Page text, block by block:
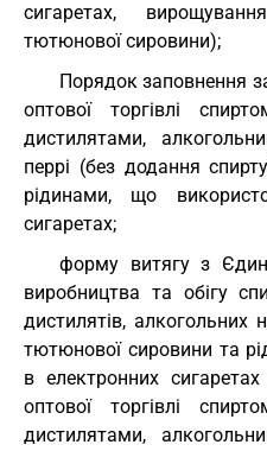
сигаретах,
тютюнової сировини);
Порядок заповнення
оптової торгівлі
дистилятами,
перрі (без додання
рідинами, що
сигаретах;
форму витягу з
виробництва та обігу
дистилятів, алкогольних
тютюнової сировини та
в електронних
оптової торгівлі
дистилятами,